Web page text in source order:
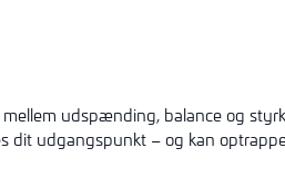
udspænding, balance og
dit udgangspunkt – og kan